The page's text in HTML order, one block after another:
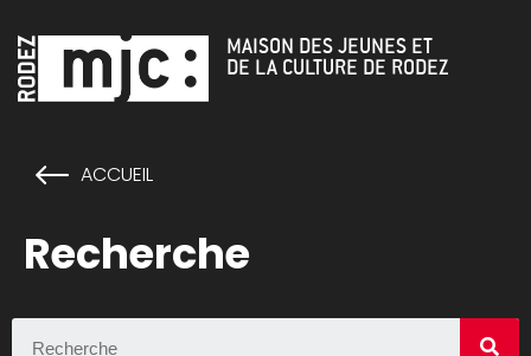
MAISON DES JEUNES ET
DE LA CULTURE DE RODEZ
ACCUEIL
Recherche